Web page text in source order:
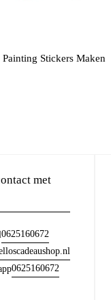
Stickers Maken
met
0625160672
0625160672